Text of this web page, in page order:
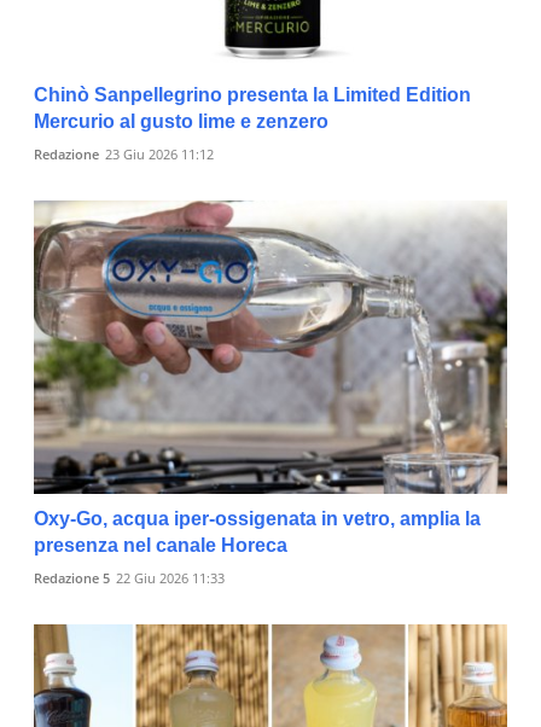
Chinò Sanpellegrino presenta la Limited Edition
Mercurio al gusto lime e zenzero
Redazione 23 Giu 2026 11:12
Oxy-Go, acqua iper-ossigenata in vetro, amplia la
presenza nel canale Horeca
Redazione 5 22 Giu 2026 11:33